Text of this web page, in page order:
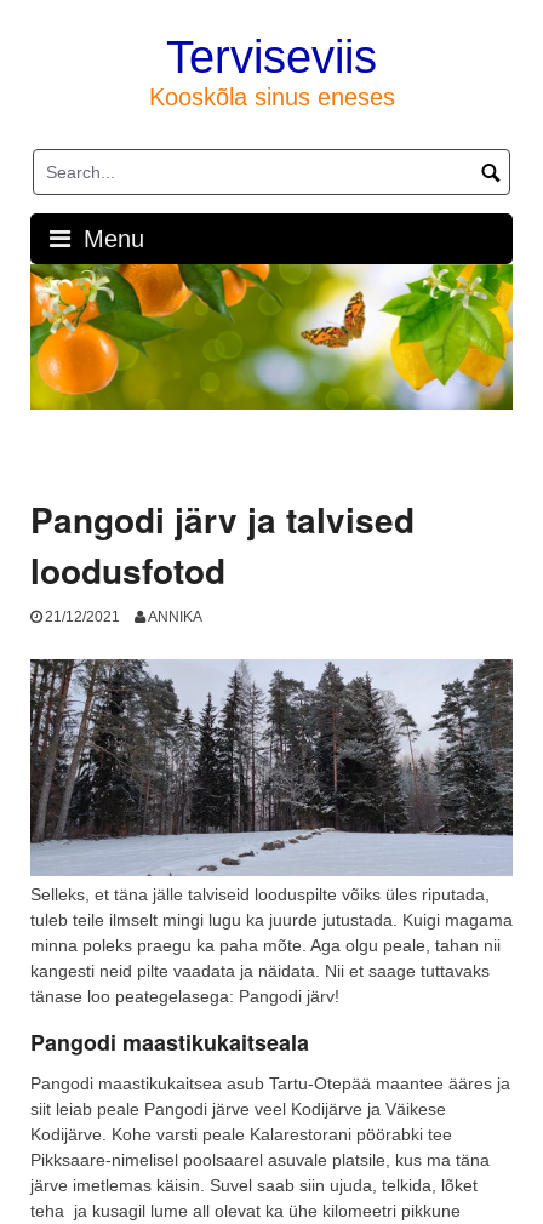
Terviseviis
Kooskõla sinus eneses
Menu
Pangodi järv ja talvised
loodusfotod
21/12/2021 ANNIKA
Selleks, et täna jälle talviseid looduspilte võiks üles riputada,
tuleb teile ilmselt mingi lugu ka juurde jutustada. Kuigi magama
minna poleks praegu ka paha mõte. Aga olgu peale, tahan nii
kangesti neid pilte vaadata ja näidata. Nii et saage tuttavaks
tänase loo peategelasega: Pangodi järv!
Pangodi maastikukaitseala
Pangodi maastikukaitsea asub Tartu-Otepää maantee ääres ja
siit leiab peale Pangodi järve veel Kodijärve ja Väikese
Kodijärve. Kohe varsti peale Kalarestorani pöörabki tee
Pikksaare-nimelisel poolsaarel asuvale platsile, kus ma täna
järve imetlemas käisin. Suvel saab siin ujuda, telkida, lõket
teha ja kusagil lume all olevat ka ühe kilomeetri pikkune